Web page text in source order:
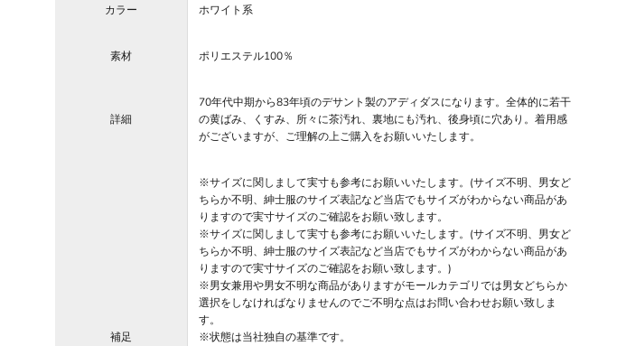
カラー ホワイト系
素材 ポリエステル100％
詳細
70年代中期から83年頃のデサント製のアディダスになります。全体的に若干
の黄ばみ、くすみ、所々に茶汚れ、裏地にも汚れ、後身頃に穴あり。着用感
がございますが、ご理解の上ご購入をお願いいたします。
補足
※サイズに関しまして実寸も参考にお願いいたします。(サイズ不明、男女ど
ちらか不明、紳士服のサイズ表記など当店でもサイズがわからない商品があ
りますので実寸サイズのご確認をお願い致します。
※サイズに関しまして実寸も参考にお願いいたします。(サイズ不明、男女ど
ちらか不明、紳士服のサイズ表記など当店でもサイズがわからない商品があ
りますので実寸サイズのご確認をお願い致します。)
※男女兼用や男女不明な商品がありますがモールカテゴリでは男女どちらか
選択をしなければなりませんのでご不明な点はお問い合わせお願い致しま
す。
※状態は当社独自の基準です。